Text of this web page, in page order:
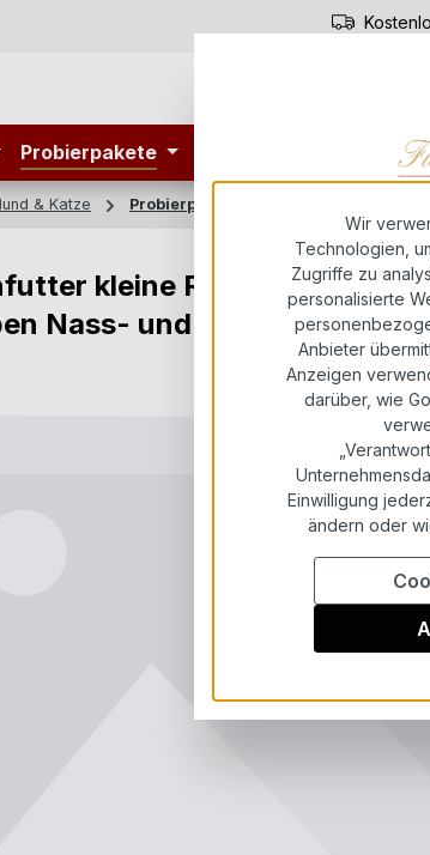
Probierpakete
& Katze Probierpakete Welpenfutter
kleine Rassen |
Nass- und Trockenfutter
Wir
Technologien,
Zugriffe zu
personalisierte
Anbieter
Anzeigen
darüber, wie
Einwilligung
ändern oder